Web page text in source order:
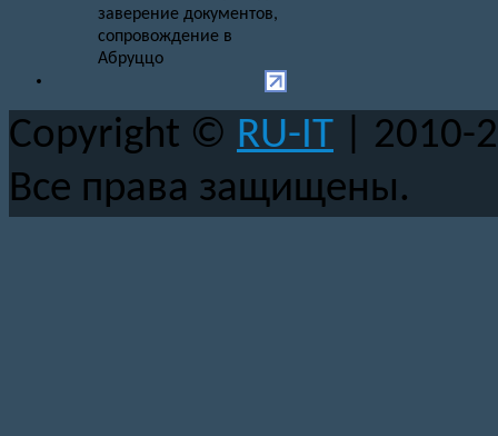
заверение документов,
сопровождение в
Абруццо
Copyright © RU-IT | 2010-
Все права защищены.